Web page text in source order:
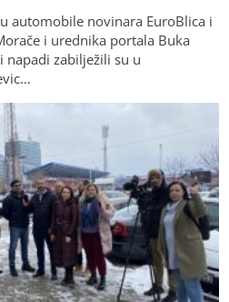
automobile novinara EuroBlica i
i urednika portala Buka
napadi zabilježili su u